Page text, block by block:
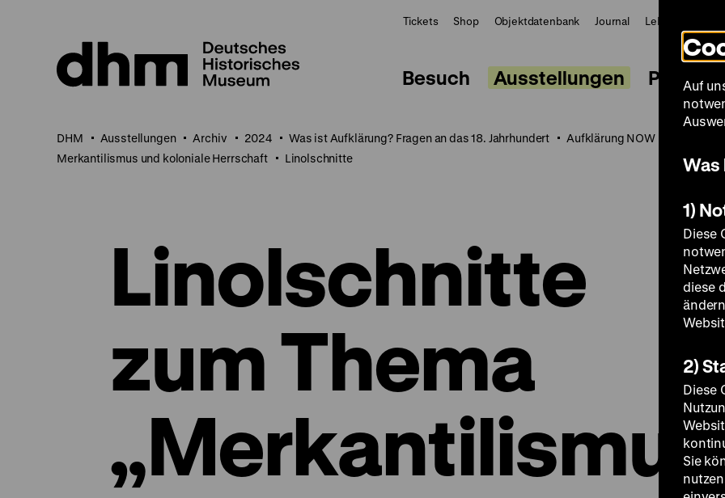
Seiteninhalt
springen
Tickets Shop Objektdatenbank Journal LeMO
Besuch Ausstellungen
DHM Ausstellungen Archiv 2024 Was ist Aufklärung? Fragen an das 18. Jahrhundert Aufklärung NOW
Merkantilismus und koloniale Herrschaft
Linolschnitte
Linolschnitte
zum Thema
„Merkantilismus
Auf
Was
1)
Diese
diese
2)
Diese
Sie